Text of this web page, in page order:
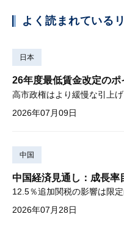
よく読まれている
日本
26年度最低賃金改定の
2026年07月09日
中国
中国経済見通し：成長率
12.5％追加関税の影響は限
2026年07月28日